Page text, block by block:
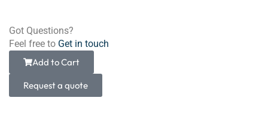
Got Questions?
Feel free to Get in touch
Add to Cart
Request a quote